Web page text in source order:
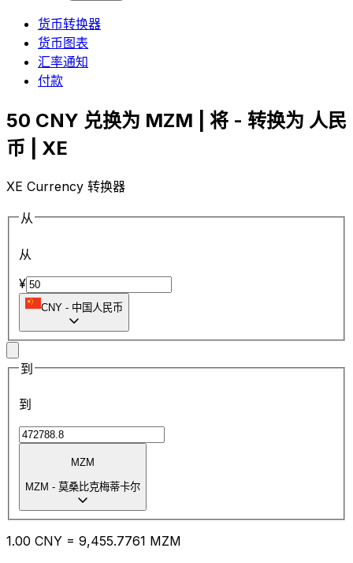
货币转换器
货币图表
汇率通知
付款
50 CNY 兑换为 MZM | 将 - 转换为 人民
币 | XE
XE Currency 转换器
从
从
¥
CNY - 中国人民币
到
到
MZM
MZM - 莫桑比克梅蒂卡尔
1.00 CNY = 9,455.7761 MZM